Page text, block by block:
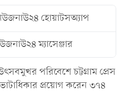
হোয়াটসঅ্যাপ
ম্যাসেঞ্জার
পরিবেশে চট্টগ্রাম প্রেস
প্রয়োগ করেন ৩৭৪